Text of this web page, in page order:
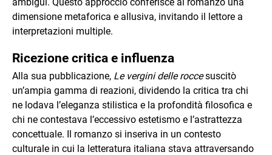
dimensione metaforica e allusiva, invitando il lettore a
interpretazioni multiple.
Ricezione critica e influenza
Alla sua pubblicazione, Le vergini delle roccesuscitò
un’ampia gamma di reazioni, dividendo la critica tra chi
ne lodava l’eleganza stilistica e la profondità filosofica e
chi ne contestava l’eccessivo estetismo e l’astrattezza
concettuale. Il romanzo si inseriva in un contesto
culturale in cui la letteratura italiana stava attraversando